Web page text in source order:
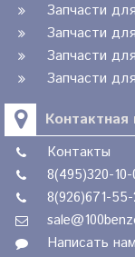
Запчасти
Запчасти
Запчасти
Запчасти
Контакты
8(495)320-10-
8(926)671-55-
Написать нам